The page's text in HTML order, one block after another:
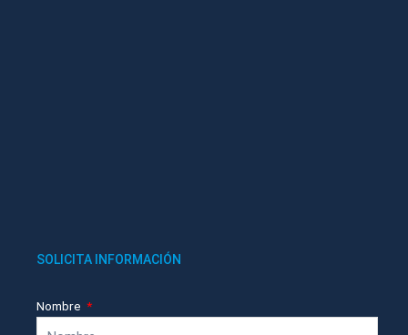
SOLICITA INFORMACIÓN
Nombre